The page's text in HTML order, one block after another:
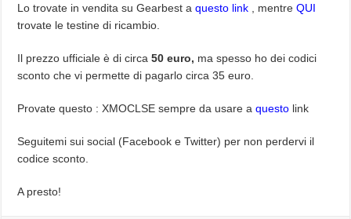
Lo trovate in vendita su Gearbest aquesto link , mentreQUI
trovate le testine di ricambio.
Il prezzo ufficiale è di circa50 euro, ma spesso ho dei codici
sconto che vi permette di pagarlo circa 35 euro.
Provate questo : XMOCLSE sempre da usare aquesto link
Seguitemi sui social (Facebook e Twitter) per non perdervi il
codice sconto.
A presto!